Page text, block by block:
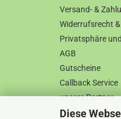
Diese
Versand- &
Widerrufsrecht
Privatsphäre
AGB
Gutscheine
Callback Service
unsere Partner
EU